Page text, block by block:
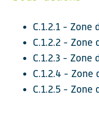
C.1.2.1 - Zone
C.1.2.2 - Zone
C.1.2.3 - Zone
C.1.2.4 - Zone
C.1.2.5 - Zone